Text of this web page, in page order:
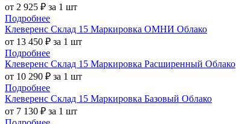
от 2 925 ₽ за 1 шт
Подробнее
Клеверенс Склад 15 Маркировка ОМНИ Облако
от 13 450 ₽ за 1 шт
Подробнее
Клеверенс Склад 15 Маркировка Расширенный Облако
от 10 290 ₽ за 1 шт
Подробнее
Клеверенс Склад 15 Маркировка Базовый Облако
от 7 130 ₽ за 1 шт